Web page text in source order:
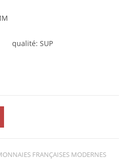
Atelier: AGMM
SUP
FRANÇAISES MODERNES